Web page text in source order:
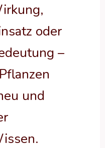
oder
–
und